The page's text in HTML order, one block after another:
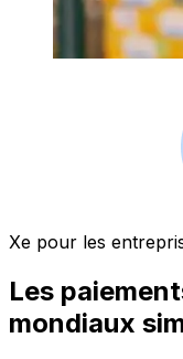
Xe pour les
Les
mondiaux